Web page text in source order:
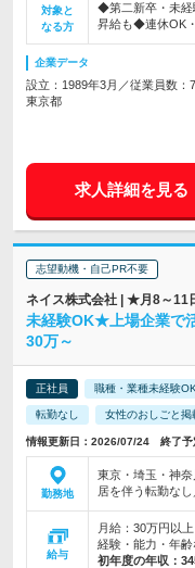
対象と
なる方
◆第二新卒・未経
昇給も◆連休OK
企業データ
設立：1989年3月／従業員数：
東京都
求人詳細を見る
志望動機・自己PR不要
ネイス株式会社 | ★月8～
未経験OK★上場企業で
30万～
正社員 職種・業種未経験OK
転勤なし 女性のおしごと掲
情報更新日：2026/07/24 終了予
勤務地
東京・埼玉・神
居を伴う転勤な
給与
月給：30万円以
経験・能力・年
初年度の年収：